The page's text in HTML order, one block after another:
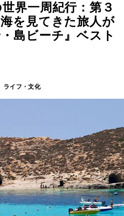
界一周紀行：第３
を見てきた旅人が
島ビーチ』ベスト
ライフ・文化